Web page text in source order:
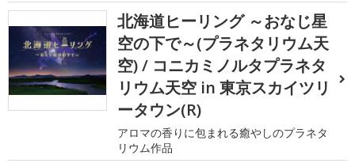
北海道ヒーリング ～おなじ星
空の下で～(プラネタリウム天
空) / コニカミノルタプラネタ
リウム天空 in 東京スカイツリ
ータウン(R)
アロマの香りに包まれる癒やしのプラネタ
リウム作品